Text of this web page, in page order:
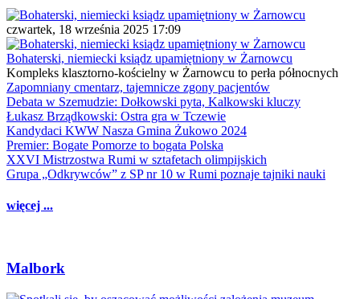
czwartek, 18 września 2025 17:09
Bohaterski, niemiecki ksiądz upamiętniony w Żarnowcu
Kompleks klasztorno-kościelny w Żarnowcu to perła północnych
Zapomniany cmentarz, tajemnicze zgony pacjentów
Debata w Szemudzie: Dołkowski pyta, Kalkowski kluczy
Łukasz Brządkowski: Ostra gra w Tczewie
Kandydaci KWW Nasza Gmina Żukowo 2024
Premier: Bogate Pomorze to bogata Polska
XXVI Mistrzostwa Rumi w sztafetach olimpijskich
Grupa „Odkrywców” z SP nr 10 w Rumi poznaje tajniki nauki
więcej ...
Malbork